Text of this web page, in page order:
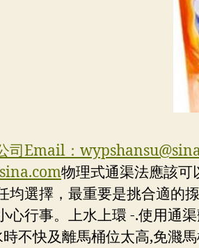
司Email：
物理式通渠法應該可
均選擇，最重要是挑合適的
心行事。上水上環 -.使用通
不快及離馬桶位太高,免濺